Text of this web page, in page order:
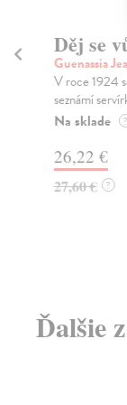
Děj se
Guenassia
V roce 1924
seznámí
Na sklade ?
26,22 €
27,60 € ?
Ďalšie